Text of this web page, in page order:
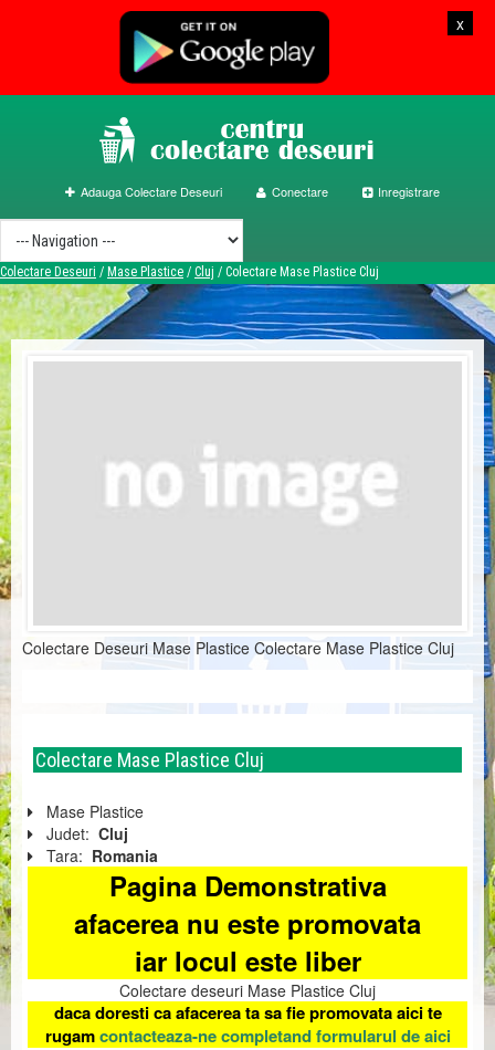
x
Adauga Colectare Deseuri Conectare Inregistrare
Colectare Deseuri / Mase Plastice / Cluj / Colectare Mase Plastice Cluj
Colectare Deseuri Mase Plastice Colectare Mase Plastice Cluj
Colectare Mase Plastice Cluj
Mase Plastice
Judet: Cluj
Tara: Romania
Pagina Demonstrativa
afacerea nu este promovata
iar locul este liber
Colectare deseuri Mase Plastice Cluj
daca doresti ca afacerea ta sa fie promovata aici te
rugamcontacteaza-ne completand formularul de aici